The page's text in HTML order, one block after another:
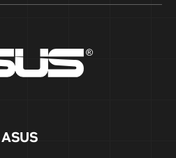
ASUS